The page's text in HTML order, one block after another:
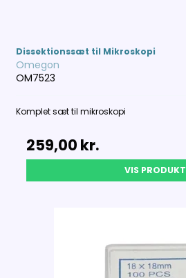
Dissektionssæt til Mikroskopi
Omegon
OM7523
Komplet sæt til mikroskopi
259,00 kr.
VIS PRODUKT